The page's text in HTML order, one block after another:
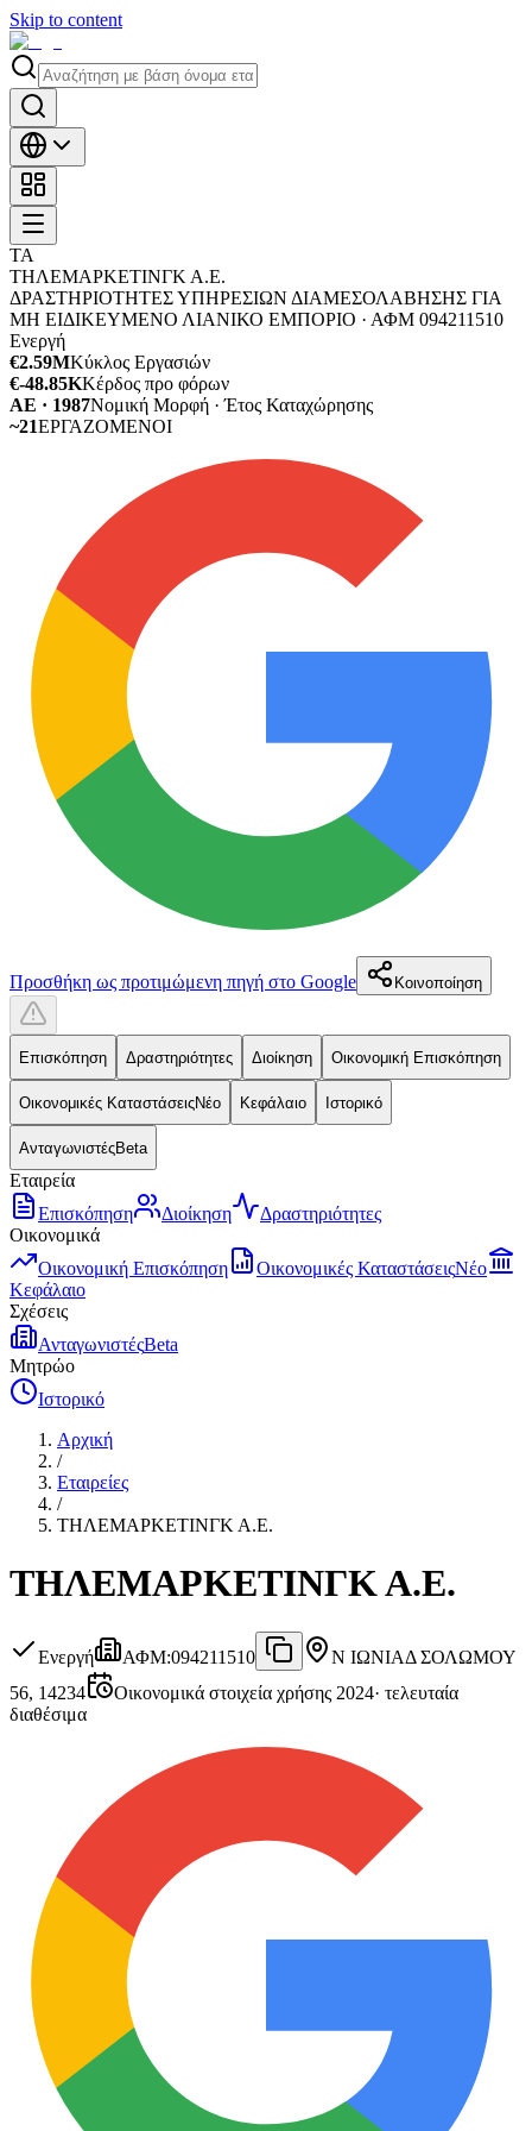
Skip to content
ΤΑ
ΤΗΛΕΜΑΡΚΕΤΙΝΓΚ Α.Ε.
ΔΡΑΣΤΗΡΙΟΤΗΤΕΣ ΥΠΗΡΕΣΙΩΝ ΔΙΑΜΕΣΟΛΑΒΗΣΗΣ ΓΙΑ
ΜΗ ΕΙΔΙΚΕΥΜΕΝΟ ΛΙΑΝΙΚΟ ΕΜΠΟΡΙΟ · ΑΦΜ 094211510
Ενεργή
€2.59MΚύκλος Εργασιών
€-48.85KΚέρδος προ φόρων
ΑΕ · 1987Νομική Μορφή · Έτος Καταχώρησης
~21ΕΡΓΑΖΟΜΕΝΟΙ
Προσθήκη ως προτιμώμενη πηγή στο Google Κοινοποίηση
Επισκόπηση Δραστηριότητες Διοίκηση Οικονομική Επισκόπηση
Οικονομικές ΚαταστάσειςΝέο Κεφάλαιο Ιστορικό
ΑνταγωνιστέςBeta
Εταιρεία
Επισκόπηση
Διοίκηση
Δραστηριότητες
Οικονομικά
Οικονομική Επισκόπηση
Οικονομικές ΚαταστάσειςΝέο
Κεφάλαιο
Σχέσεις
ΑνταγωνιστέςBeta
Μητρώο
Ιστορικό
Αρχική
/
Εταιρείες
/
ΤΗΛΕΜΑΡΚΕΤΙΝΓΚ Α.Ε.
ΤΗΛΕΜΑΡΚΕΤΙΝΓΚ Α.Ε.
Ενεργή ΑΦΜ:094211510 Ν ΙΩΝΙΑΔ ΣΟΛΩΜΟΥ
56, 14234
Οικονομικά στοιχεία χρήσης 2024· τελευταία
διαθέσιμα